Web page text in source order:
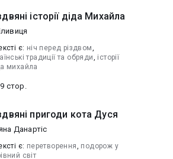
історії діда Михайла
є: ніч перед різдвом,
традиції та обряди, історії
михайла
9 стор.
пригоди кота Дуся
Данартіс
є: перетворення, подорож у
світ